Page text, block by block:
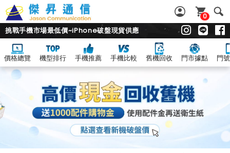
0
挑戰手機市場最低價~iPhone破盤現貨供應
價格總覽 機型排行 手機推薦 手機比較 舊機回收 門市據點 門